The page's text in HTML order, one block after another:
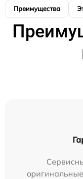
Преимущества